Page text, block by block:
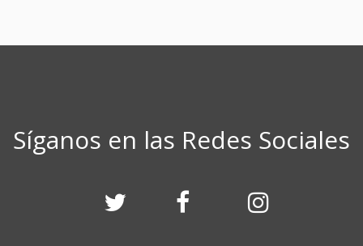
Síganos en las Redes Sociales